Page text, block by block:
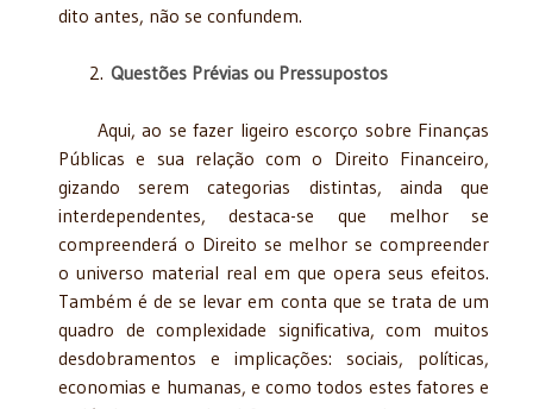
dito antes, não se confundem.
2. Questões Prévias ou Pressupostos
Aqui, ao se fazer ligeiro escorço sobre Finanças
Públicas e sua relação com o Direito Financeiro,
gizando serem categorias distintas, ainda que
interdependentes, destaca-se que melhor se
compreenderá o Direito se melhor se compreender
o universo material real em que opera seus efeitos.
Também é de se levar em conta que se trata de um
quadro de complexidade significativa, com muitos
desdobramentos e implicações: sociais, políticas,
economias e humanas, e como todos estes fatores e